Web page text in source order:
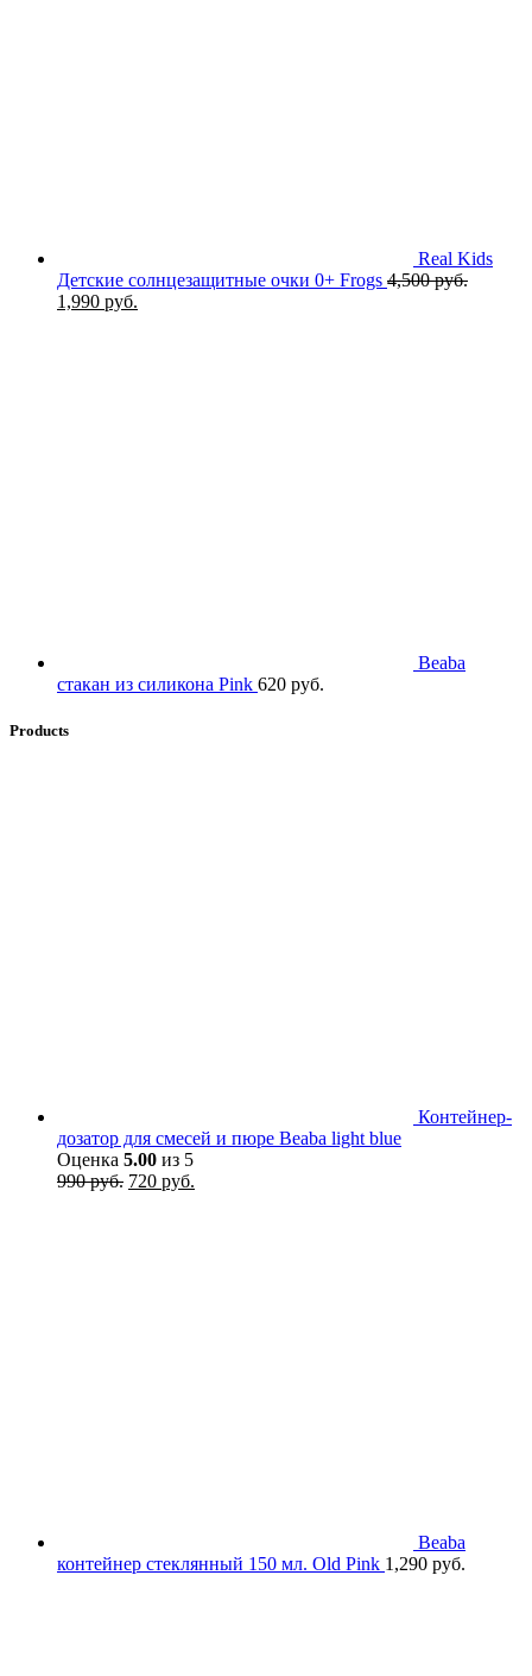
Real Kids
Детские солнцезащитные очки 0+ Frogs 4,500руб.
Первоначальная
1,990 руб.
Beaba
стакан из силикона Pink 620 руб.
Products
Контейнер-
дозатор для смесей и пюре Beaba light blue
Оценка 5.00 из 5
990руб. Первоначальная
720 руб.
Beaba
контейнер стеклянный 150 мл. Old Pink 1,290 руб.